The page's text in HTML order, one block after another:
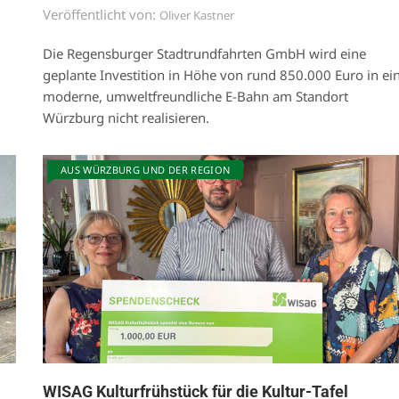
Veröffentlicht von: Oliver Kastner
Die Regensburger Stadtrundfahrten GmbH wird eine
geplante Investition in Höhe von rund 850.000 Euro in
moderne, umweltfreundliche E-Bahn am Standort
Würzburg nicht realisieren.
AUS WÜRZBURG UND DER REGION
WISAG Kulturfrühstück für die Kultur-Tafel